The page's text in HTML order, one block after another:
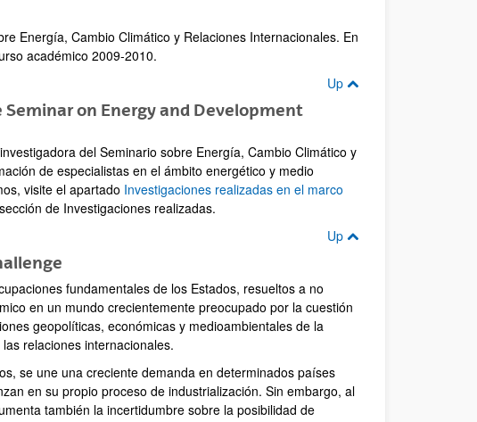
Energía, Cambio Climático y Relaciones Internacionales. En
académico 2009-2010.
Up
on Energy and Development
del Seminario sobre Energía, Cambio Climático y
de especialistas en el ámbito energético y medio
visite el apartado Investigaciones realizadas en el marco
de Investigaciones realizadas.
Up
fundamentales de los Estados, resueltos a no
en un mundo crecientemente preocupado por la cuestión
geopolíticas, económicas y medioambientales de la
relaciones internacionales.
se une una creciente demanda en determinados países
en su propio proceso de industrialización. Sin embargo, al
también la incertidumbre sobre la posibilidad de